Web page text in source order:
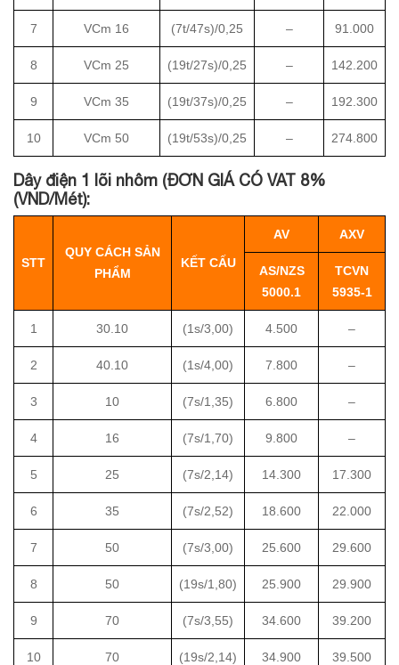
7 VCm 16 (7t/47s)/0,25 – 91.000
8 VCm 25 (19t/27s)/0,25 – 142.200
9 VCm 35 (19t/37s)/0,25 – 192.300
10 VCm 50 (19t/53s)/0,25 – 274.800
Dây điện 1 lõi nhôm (ĐƠN GIÁ CÓ VAT 8%
(VND/Mét):
STT
QUY CÁCH SẢN
PHẨM
KẾT CẤU
AV AXV
AS/NZS
5000.1
TCVN
5935-1
1 30.10 (1s/3,00) 4.500 –
2 40.10 (1s/4,00) 7.800 –
3 10 (7s/1,35) 6.800 –
4 16 (7s/1,70) 9.800 –
5 25 (7s/2,14) 14.300 17.300
6 35 (7s/2,52) 18.600 22.000
7 50 (7s/3,00) 25.600 29.600
8 50 (19s/1,80) 25.900 29.900
9 70 (7s/3,55) 34.600 39.200
10 70 (19s/2,14) 34.900 39.500